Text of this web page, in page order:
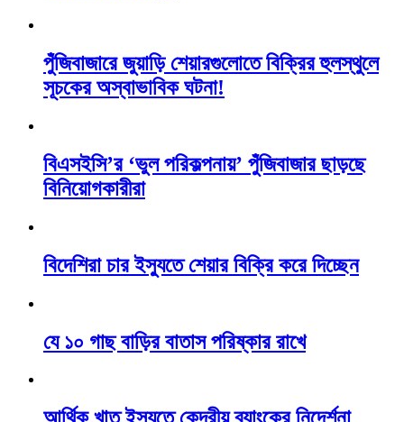
পুঁজিবাজারে জুয়াড়ি শেয়ারগুলোতে বিক্রির হুলস্থুলে
সূচকের অস্বাভাবিক ঘটনা!
বিএসইসি’র ‘ভুল পরিকল্পনায়’ পুঁজিবাজার ছাড়ছে
বিনিয়োগকারীরা
বিদেশিরা চার ইস্যুতে শেয়ার বিক্রি করে দিচ্ছেন
যে ১০ গাছ বাড়ির বাতাস পরিষ্কার রাখে